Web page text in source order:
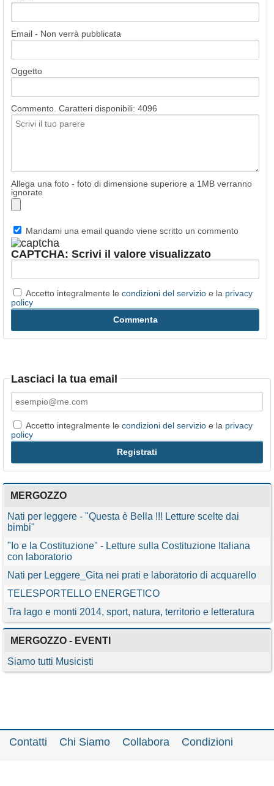
Email - Non verrà pubblicata
Oggetto
Commento. Caratteri disponibili: 4096
Allega una foto - foto di dimensione superiore a 1MB verranno
ignorate
Mandami una email quando viene scritto un commento
CAPTCHA: Scrivi il valore visualizzato
Accetto integralmente le condizioni del servizio e la privacy
policy
Lasciaci la tua email
Accetto integralmente le condizioni del servizio e la privacy
policy
MERGOZZO
Nati per leggere - "Questa è Bella !!! Letture scelte dai
bimbi"
"Io e la Costituzione" - Letture sulla Costituzione Italiana
con laboratorio
Nati per Leggere_Gita nei prati e laboratorio di acquarello
TELESPORTELLO ENERGETICO
Tra lago e monti 2014, sport, natura, territorio e letteratura
MERGOZZO - EVENTI
Siamo tutti Musicisti
Contatti Chi Siamo Collabora
Condizioni